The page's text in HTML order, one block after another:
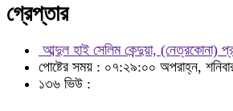
গ্রেপ্তার
আব্দুল হাই সেলিম কেন্দুয়া, (নেত্রকোনা)
পোষ্টের সময় : ০৭:২৯:০০ অপরাহ্ন,
১৩৬ ভিউ :